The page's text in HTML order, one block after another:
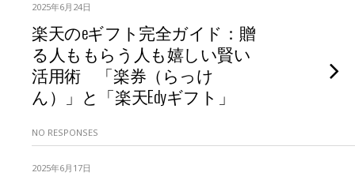
2025年6月24日
楽天のeギフト完全ガイド：贈
る人ももらう人も嬉しい賢い
活用術 「楽券（らっけ
ん）」と「楽天Edyギフト」
NO RESPONSES
2025年6月17日